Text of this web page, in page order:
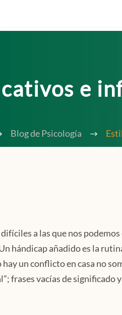
e
Blog de Psicología
a las que nos
hándicap añadido es la
hay un conflicto en casa no
frases vacías de significado